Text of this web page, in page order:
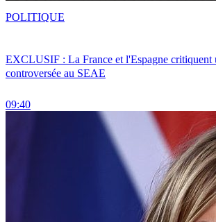
EXCLUSIF : La France et l'Espagne critiquent
controversée au SEAE
09:40
POLITIQUE